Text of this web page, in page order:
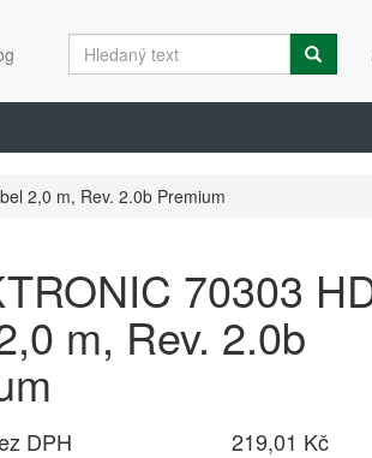
2,0 m, Rev. 2.0b Premium
70303
m, Rev. 2.0b
DPH
219,01 Kč